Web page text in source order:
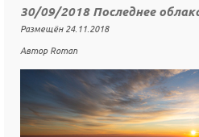
30/09/2018 Последнее
Размещён 24.11.2018
Автор Roman